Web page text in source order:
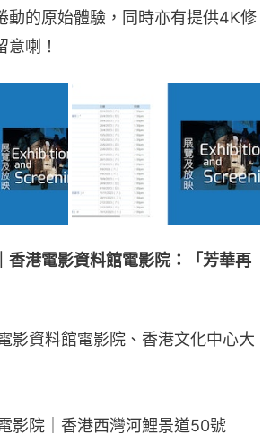
動的原始體驗，同時亦有提供4K修
喇！
香港電影資料館電影院：「芳華再
影資料館電影院、香港文化中心大
影院｜香港西灣河鯉景道50號